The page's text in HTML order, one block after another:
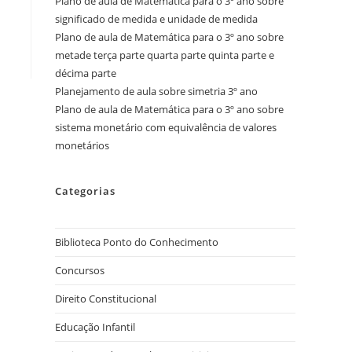
significado de medida e unidade de medida
Plano de aula de Matemática para o 3º ano sobre
metade terça parte quarta parte quinta parte e
décima parte
Planejamento de aula sobre simetria 3º ano
Plano de aula de Matemática para o 3º ano sobre
sistema monetário com equivalência de valores
monetários
Categorias
Biblioteca Ponto do Conhecimento
Concursos
Direito Constitucional
Educação Infantil